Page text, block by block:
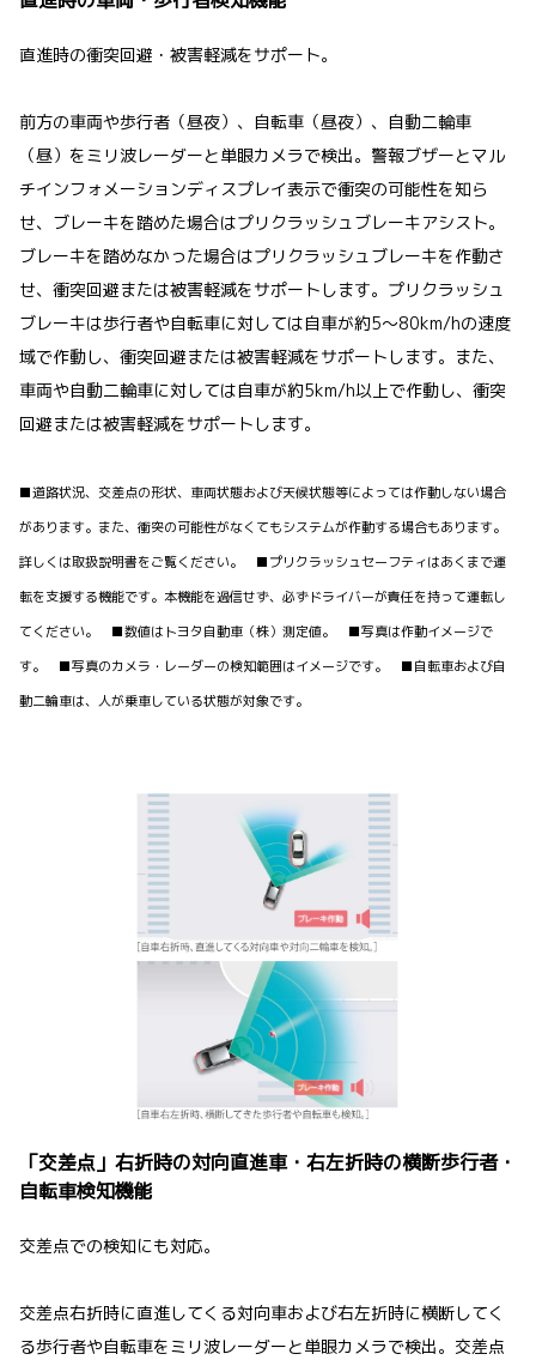
直進時の衝突回避・被害軽減をサポート。
前方の車両や歩行者（昼夜）、自転車（昼夜）、自動二輪車
（昼）をミリ波レーダーと単眼カメラで検出。警報ブザーとマル
チインフォメーションディスプレイ表示で衝突の可能性を知ら
せ、ブレーキを踏めた場合はプリクラッシュブレーキアシスト。
ブレーキを踏めなかった場合はプリクラッシュブレーキを作動さ
せ、衝突回避または被害軽減をサポートします。プリクラッシュ
ブレーキは歩行者や自転車に対しては自車が約5〜80km/hの速度
域で作動し、衝突回避または被害軽減をサポートします。また、
車両や自動二輪車に対しては自車が約5km/h以上で作動し、衝突
回避または被害軽減をサポートします。
■道路状況、交差点の形状、車両状態および天候状態等によっては作動しない場合
があります。また、衝突の可能性がなくてもシステムが作動する場合もあります。
詳しくは取扱説明書をご覧ください。 ■プリクラッシュセーフティはあくまで運
転を支援する機能です。本機能を過信せず、必ずドライバーが責任を持って運転し
てください。 ■数値はトヨタ自動車（株）測定値。 ■写真は作動イメージで
す。 ■写真のカメラ・レーダーの検知範囲はイメージです。 ■自転車および自
動二輪車は、人が乗車している状態が対象です。
「交差点」右折時の対向直進車・右左折時の横断歩行者・
自転車検知機能
交差点での検知にも対応。
交差点右折時に直進してくる対向車および右左折時に横断してく
る歩行者や自転車をミリ波レーダーと単眼カメラで検出。交差点